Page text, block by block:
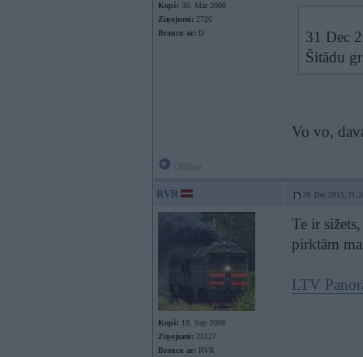
Kopš: 30. Mar 2008
Ziņojumi: 2726
Braucu ar: D
31 Dec
Šitādu
Vo vo,
RVR 30. Dec 2015,
Kopš: 18. Sep 2008
Ziņojumi: 23127
Braucu ar: RVR
Te ir
pirktām
LTV